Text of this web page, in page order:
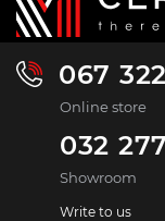
067
Online store
032
Showroom
Write to us